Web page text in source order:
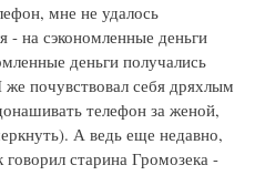
мне не удалось
- на сэкономленные деньги
деньги получались
почувствовал себя дряхлым
телефон за женой,
А ведь еще недавно,
старина Громозека -